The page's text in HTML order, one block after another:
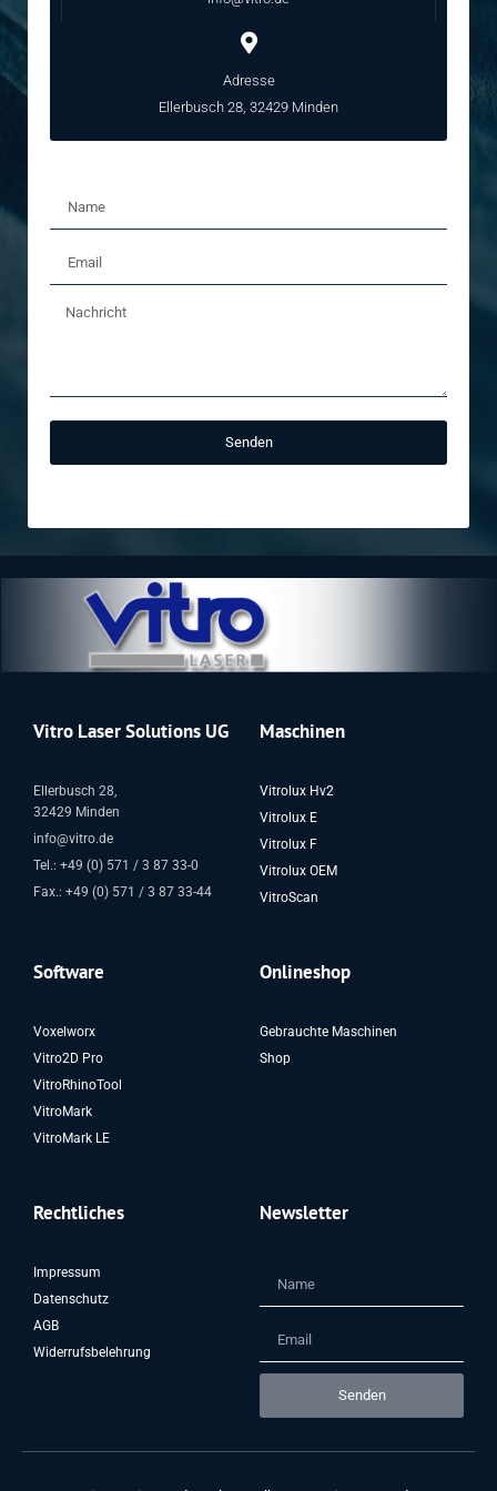
Adresse
Ellerbusch 28, 32429 Minden
Senden
Vitro Laser Solutions UG
Ellerbusch 28,
32429 Minden
info@vitro.de
Tel.: +49 (0) 571 / 3 87 33-0
Fax.: +49 (0) 571 / 3 87 33-44
Maschinen
Vitrolux Hv2
Vitrolux E
Vitrolux F
Vitrolux OEM
VitroScan
Software
Voxelworx
Vitro2D Pro
VitroRhinoTool
VitroMark
VitroMark LE
Onlineshop
Gebrauchte Maschinen
Shop
Rechtliches
Impressum
Datenschutz
AGB
Widerrufsbelehrung
Newsletter
Senden